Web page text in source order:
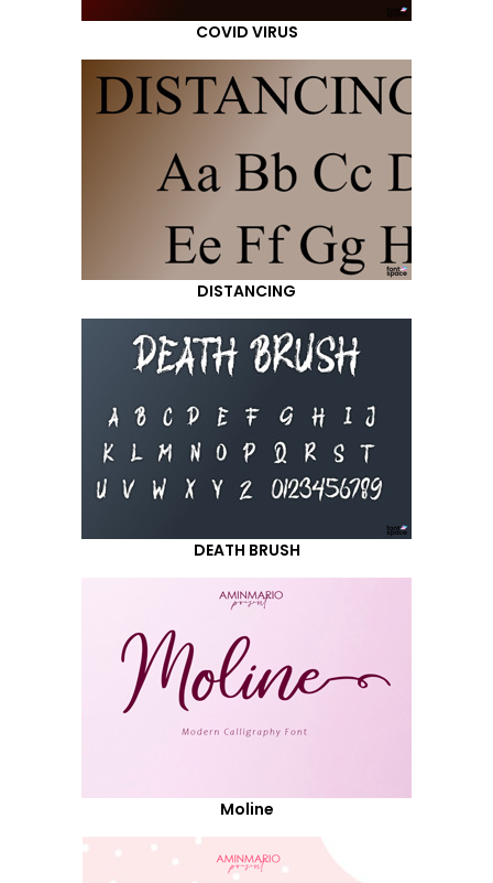
COVID VIRUS
DISTANCING
DEATH BRUSH
Moline